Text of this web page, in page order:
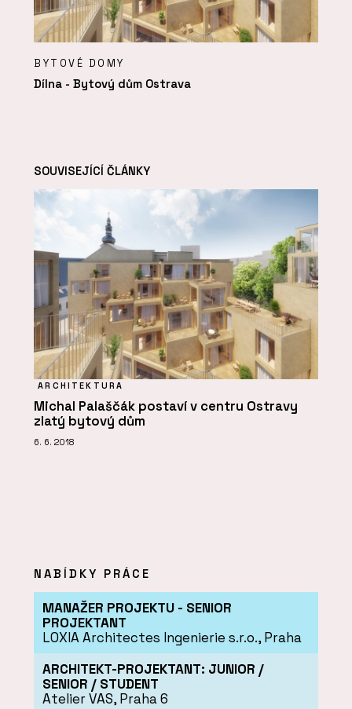
BYTOVÉ DOMY
Dílna - Bytový dům Ostrava
SOUVISEJÍCÍ ČLÁNKY
ARCHITEKTURA
Michal Palaščák postaví v centru Ostravy
zlatý bytový dům
6. 6. 2018
NABÍDKY PRÁCE
MANAŽER PROJEKTU - SENIOR
PROJEKTANT
LOXIA Architectes Ingenierie s.r.o., Praha
ARCHITEKT-PROJEKTANT: JUNIOR /
SENIOR / STUDENT
Atelier VAS, Praha 6